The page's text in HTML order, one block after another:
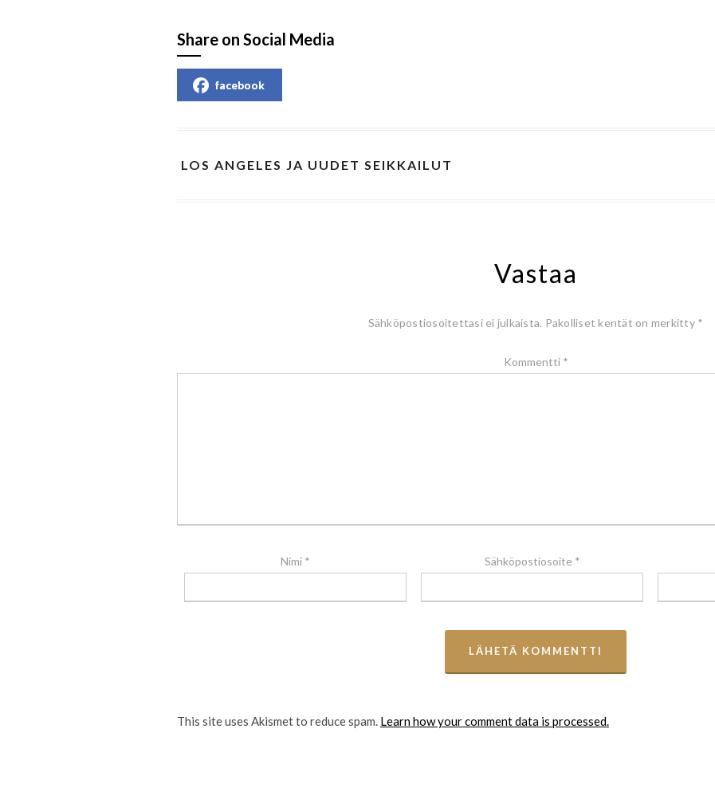
Share on Social Media
facebook
LOS ANGELES JA UUDET SEIKKAILUT
Vastaa
Sähköpostiosoitettasi ei julkaista. Pakolliset kentät on merkitty *
Kommentti *
Nimi * Sähköpostiosoite *
This site uses Akismet to reduce spam. Learn how your comment data is processed.